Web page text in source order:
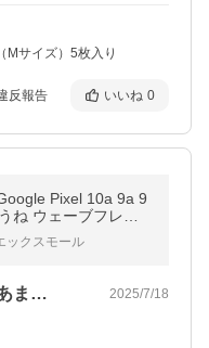
Mサイズ）5枚入り
反報告 いいね 0
Pixel 10a 9a 9
ね ウェーブフレー
スマホケース 韓国
入れ
ックスモール
ま… 2025/7/18